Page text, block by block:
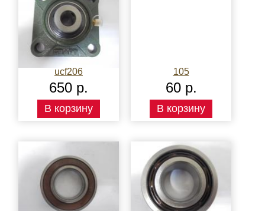
ucf206
650 р.
В корзину
105
60 р.
В корзину